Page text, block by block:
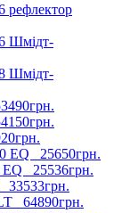
рефлектор
Шмідт-
Шмідт-
EQ 25650грн.
EQ 25536грн.
33533грн.
64890грн.